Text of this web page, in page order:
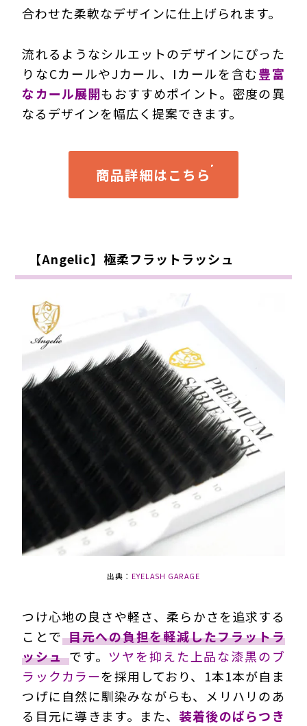
合わせた柔軟なデザインに仕上げられます。
流れるようなシルエットのデザインにぴった
りなCカールやJカール、Iカールを含む豊富
なカール展開もおすすめポイント。密度の異
なるデザインを幅広く提案できます。
商品詳細はこちら
【Angelic】極柔フラットラッシュ
出典： EYELASH GARAGE
つけ心地の良さや軽さ、柔らかさを追求する
ことで 目元への負担を軽減したフラットラ
ッシュ です。 ツヤを抑えた上品な漆黒のブ
ラックカラーを採用しており、1本1本が自ま
つげに自然に馴染みながらも、メリハリのあ
る目元に導きます。また、 装着後のばらつき